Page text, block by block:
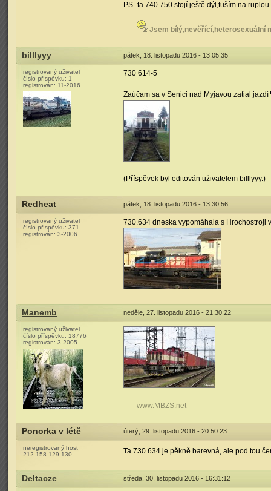
PS.-ta 740 750 stojí ještě dýl,tuším na
Jsem bílý,nevěřící,heterosexuální
billlyyy pátek, 18. listopadu 2016 - 13:05:35
registrovaný uživatel
číslo příspěvku: 1
registrován: 11-2016
730 614-5
Zaúčam sa v Senici nad Myjavou zatial jazdí
(Příspěvek byl editován uživatelem billlyyy.)
Redheat pátek, 18. listopadu 2016 - 13:30:56
registrovaný uživatel
číslo příspěvku: 371
registrován: 3-2006
730.634 dneska vypomáhala s Hrochostroji
Manemb neděle, 27. listopadu 2016 - 21:30:22
registrovaný uživatel
číslo příspěvku: 18776
registrován: 3-2005
www.MBZS.net
Ponorka v létě úterý, 29. listopadu 2016 - 20:50:23
neregistrovaný host
212.158.129.130
Ta 730 634 je pěkně barevná, ale pod tou
Deltacze středa, 30. listopadu 2016 - 16:31:12